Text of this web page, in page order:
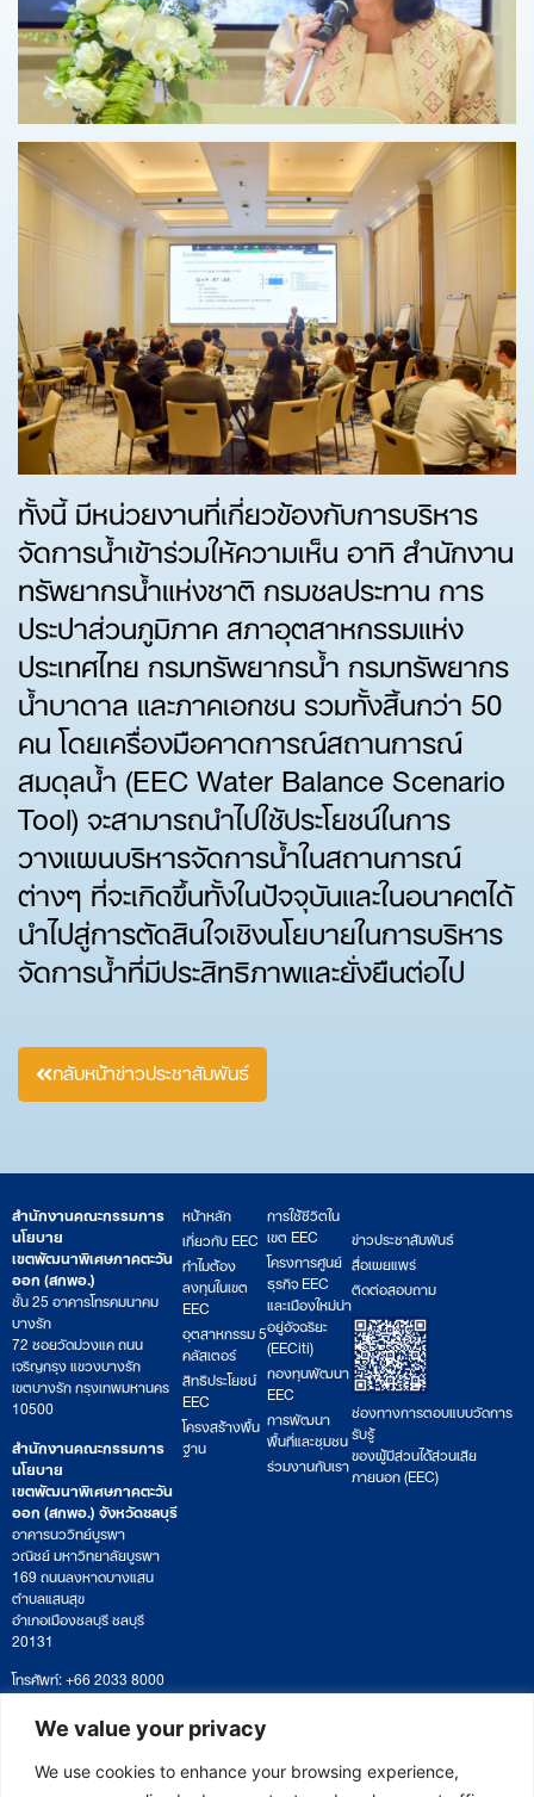
We value your privacy
We use cookies to enhance your browsing experience,
ทั้งนี้ มีหน่วยงานที่เกี่ยวข้องกับการบริหาร
จัดการน้ำเข้าร่วมให้ความเห็น อาทิ สำนักงาน
ทรัพยากรน้ำแห่งชาติ กรมชลประทาน การ
ประปาส่วนภูมิภาค สภาอุตสาหกรรมแห่ง
ประเทศไทย กรมทรัพยากรน้ำ กรมทรัพยากร
น้ำบาดาล และภาคเอกชน รวมทั้งสิ้นกว่า 50
คน โดยเครื่องมือคาดการณ์สถานการณ์
สมดุลน้ำ (EEC Water Balance Scenario
Tool) จะสามารถนำไปใช้ประโยชน์ในการ
วางแผนบริหารจัดการน้ำในสถานการณ์
ต่างๆ ที่จะเกิดขึ้นทั้งในปัจจุบันและในอนาคตได้
นำไปสู่การตัดสินใจเชิงนโยบายในการบริหาร
จัดการน้ำที่มีประสิทธิภาพและยั่งยืนต่อไป
กลับหน้าข่าวประชาสัมพันธ์
สำนักงานคณะกรรมการ
นโยบาย
เขตพัฒนาพิเศษภาคตะวัน
ออก (สกพอ.)
ชั้น 25 อาคารโทรคมนาคม
บางรัก
72 ซอยวัดม่วงแค ถนน
เจริญกรุง แขวงบางรัก
เขตบางรัก กรุงเทพมหานคร
10500
สำนักงานคณะกรรมการ
นโยบาย
เขตพัฒนาพิเศษภาคตะวัน
ออก (สกพอ.) จังหวัดชลบุรี
อาคารนววิทย์บูรพา
วณิชย์ มหาวิทยาลัยบูรพา
169 ถนนลงหาดบางแสน
ตำบลแสนสุข
อำเภอเมืองชลบุรี ชลบุรี
20131
โทรศัพท์: +66 2033 8000
เวลาทำการ: จันทร์ – ศุกร์
09:00 – 17:00 น.
ติดตามหนังสือหรือยื่นเอกสาร
saraban@eeco.or.th
หน้าหลัก
เกี่ยวกับ EEC
ทำไมต้อง
ลงทุนในเขต
EEC
อุตสาหกรรม 5
คลัสเตอร์
สิทธิประโยชน์
EEC
โครงสร้างพื้น
ฐาน
การใช้ชีวิตใน
เขต EEC
โครงการศูนย์
ธุรกิจ EEC
และเมืองใหม่น่า
อยู่อัจฉริยะ
(EECiti)
กองทุนพัฒนา
EEC
การพัฒนา
พื้นที่และชุมชน
ร่วมงานกับเรา
ข่าวประชาสัมพันธ์
สื่อเผยแพร่
ติดต่อสอบถาม
ช่องทางการตอบแบบวัดการ
รับรู้
ของผู้มีส่วนได้ส่วนเสีย
ภายนอก (EEC)